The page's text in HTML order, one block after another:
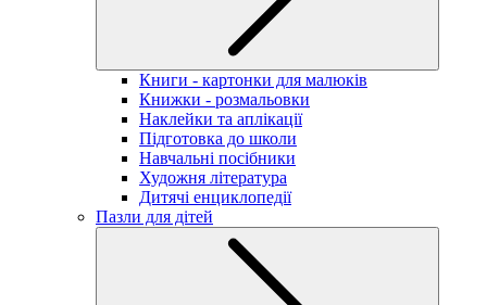
Книги - картонки для малюків
Книжки - розмальовки
Наклейки та аплікації
Підготовка до школи
Навчальні посібники
Художня література
Дитячі енциклопедії
Пазли для дітей